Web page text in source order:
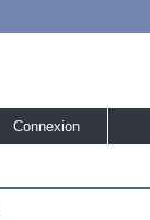
Connexion